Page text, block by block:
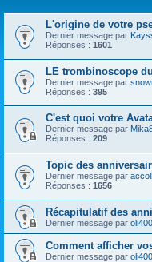
L'origine de votre
Dernier message par
Réponses : 1601
LE trombinoscope
Dernier message par
Réponses : 395
C'est quoi votre
Dernier message par
Réponses : 209
Topic des
Dernier message par
Réponses : 1656
Récapitulatif des
Dernier message par
Comment afficher
Dernier message par